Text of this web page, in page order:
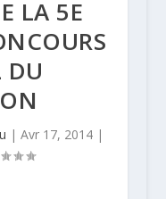
LA 5E
| Avr 17, 2014|